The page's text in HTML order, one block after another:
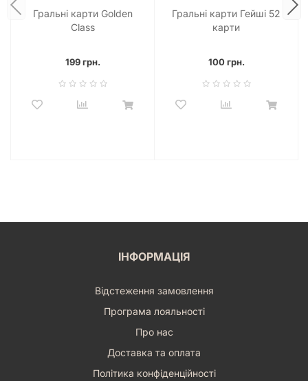
Гральні карти Golden
Class
199 грн.
Гральні карти Гейші 52
карти
100 грн.
ІНФОРМАЦІЯ
Відстеження замовлення
Програма лояльності
Про нас
Доставка та оплата
Політика конфіденційності